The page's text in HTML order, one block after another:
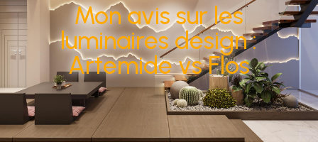
Mon avis sur les
luminaires design :
Artemide vs Flos